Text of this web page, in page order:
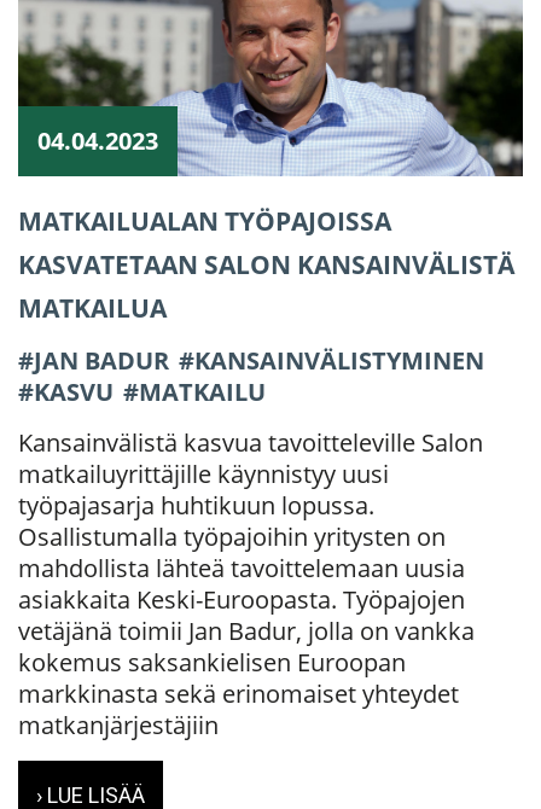
04.04.2023
MATKAILUALAN TYÖPAJOISSA
KASVATETAAN SALON KANSAINVÄLISTÄ
MATKAILUA
JAN BADUR
KANSAINVÄLISTYMINEN
KASVU
MATKAILU
Kansainvälistä kasvua tavoitteleville Salon
matkailuyrittäjille käynnistyy uusi
työpajasarja huhtikuun lopussa.
Osallistumalla työpajoihin yritysten on
mahdollista lähteä tavoittelemaan uusia
asiakkaita Keski-Euroopasta. Työpajojen
vetäjänä toimii Jan Badur, jolla on vankka
kokemus saksankielisen Euroopan
markkinasta sekä erinomaiset yhteydet
matkanjärjestäjiin
› LUE LISÄÄ